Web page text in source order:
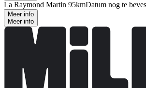
La Raymond Martin 95kmDatum nog te
Meer info
Meer info